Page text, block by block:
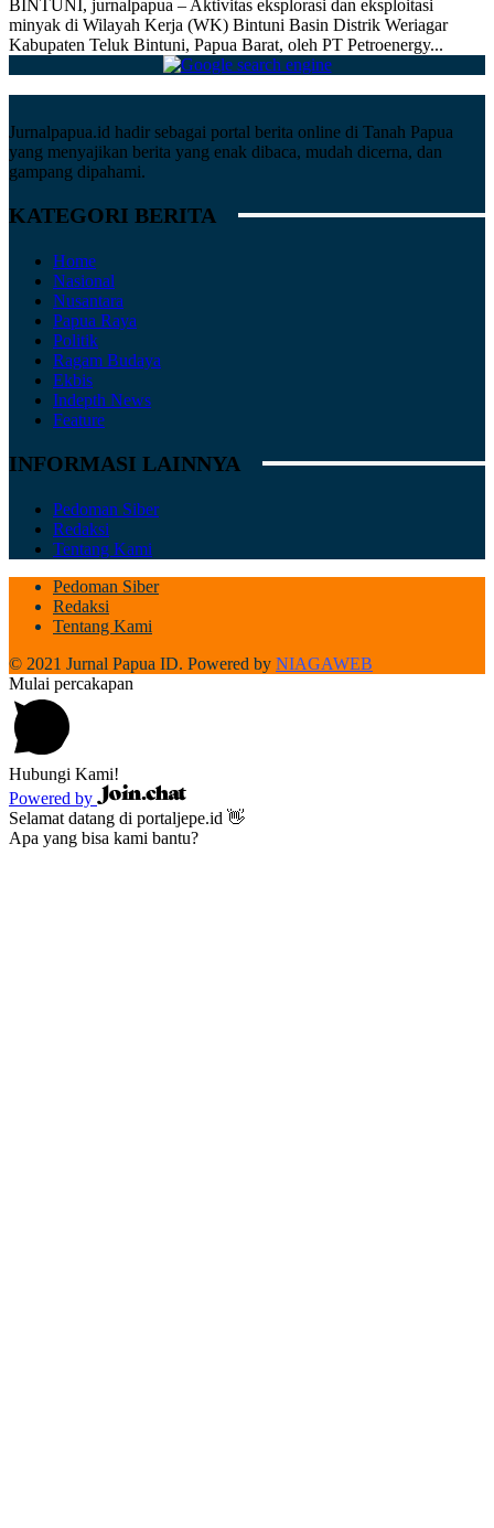
BINTUNI, jurnalpapua – Aktivitas eksplorasi dan eksploitasi
minyak di Wilayah Kerja (WK) Bintuni Basin Distrik Weriagar
Kabupaten Teluk Bintuni, Papua Barat, oleh PT Petroenergy...
Jurnalpapua.id hadir sebagai portal berita online di Tanah Papua
yang menyajikan berita yang enak dibaca, mudah dicerna, dan
gampang dipahami.
KATEGORI BERITA
Home
Nasional
Nusantara
Papua Raya
Politik
Ragam Budaya
Ekbis
Indepth News
Feature
INFORMASI LAINNYA
Pedoman Siber
Redaksi
Tentang Kami
Pedoman Siber
Redaksi
Tentang Kami
© 2021 Jurnal Papua ID. Powered by NIAGAWEB
Mulai percakapan
Hubungi Kami!
Powered by
Selamat datang di portaljepe.id 👋
Apa yang bisa kami bantu?